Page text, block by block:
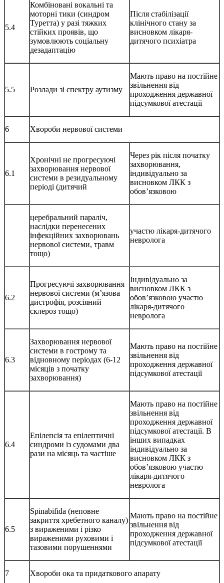
5.4
Комбіновані вокальні та
моторні тики (синдром
Туретта) у разі тяжких
стійких проявів, що
зумовлюють соціальну
дезадаптацію
Після стабілізації
клінічного стану за
висновком лікаря-
дитячого психіатра
5.5 Розлади зі спектру аутизму
Мають право на постійне
звільнення від
проходження державної
підсумкової атестації
6 Хвороби нервової системи
6.1
Хронічні не прогресуючі
захворювання нервової
системи в резидуальному
періоді (дитячий
Через рік після початку
захворювання,
індивідуально за
висновком ЛКК з
обов’язковою
церебральний параліч,
наслідки перенесених
інфекційних захворювань
нервової системи, травм
тощо)
участю лікаря-дитячого
невролога
6.2
Прогресуючі захворювання
нервової системи (м’язова
дистрофія, розсіяний
склероз тощо)
Індивідуально за
висновком ЛКК з
обов’язковою участю
лікаря-дитячого
невролога
6.3
Захворювання нервової
системи в гострому та
відновному періодах (6-12
місяців з початку
захворювання)
Мають право на постійне
звільнення від
проходження державної
підсумкової атестації
6.4
Епілепсія та епілептичні
синдроми із судомами два
рази на місяць та частіше
Мають право на постійне
звільнення від
проходження державної
підсумкової атестації. В
інших випадках
індивідуально за
висновком ЛКК з
обов’язковою участю
лікаря-дитячого
невролога
6.5
Spinabifida (неповне
закриття хребетного каналу)
з вираженими і різко
вираженими руховими і
тазовими порушеннями
Мають право на постійне
звільнення від
проходження державної
підсумкової атестації
7 Хвороби ока та придаткового апарату